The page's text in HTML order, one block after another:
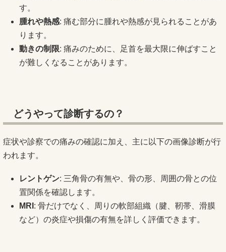
す。
腫れや熱感: 痛む部分に腫れや熱感が見られることがあ
ります。
動きの制限: 痛みのために、足首を最大限に伸ばすこと
が難しくなることがあります。
どうやって診断するの？
症状や診察での痛みの確認に加え、主に以下の画像診断が行
われます。
レントゲン: 三角骨の有無や、骨の形、周囲の骨との位
置関係を確認します。
MRI : 骨だけでなく、周りの軟部組織（腱、靭帯、滑膜
など）の炎症や損傷の有無を詳しく評価できます。